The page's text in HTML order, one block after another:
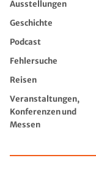
Ausstellungen
Geschichte
Podcast
Fehlersuche
Reisen
Veranstaltungen,
Konferenzen und
Messen